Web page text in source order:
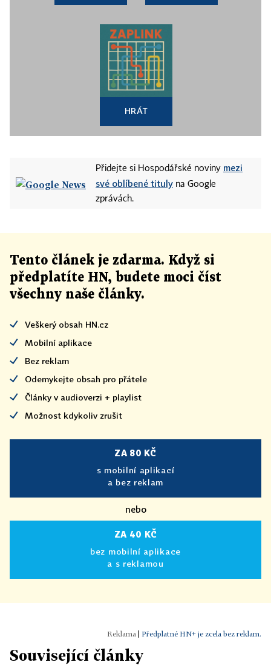
HRÁT
Přidejte si Hospodářské noviny mezi
své oblíbené tituly na Google
zprávách.
Tento článek je zdarma. Když si
předplatíte HN, budete moci číst
všechny naše články.
Veškerý obsah HN.cz
Mobilní aplikace
Bez reklam
Odemykejte obsah pro přátele
Články v audioverzi + playlist
Možnost kdykoliv zrušit
ZA 80 KČ
s mobilní aplikací
a bez reklam
nebo
ZA 40 KČ
bez mobilní aplikace
a s reklamou
Předplatné HN+ je zcela bez reklam.
Související články